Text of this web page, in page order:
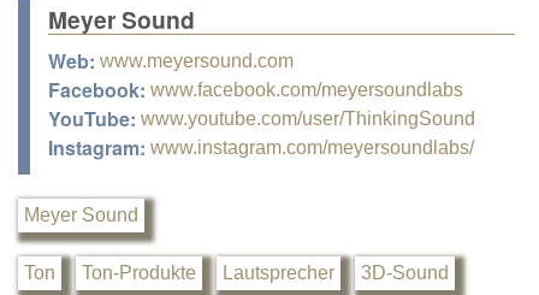
Meyer Sound
Web: www.meyersound.com
Facebook: www.facebook.com/meyersoundlabs
YouTube: www.youtube.com/user/ThinkingSound
Instagram: www.instagram.com/meyersoundlabs/
Meyer Sound
Ton Ton-Produkte Lautsprecher 3D-Sound